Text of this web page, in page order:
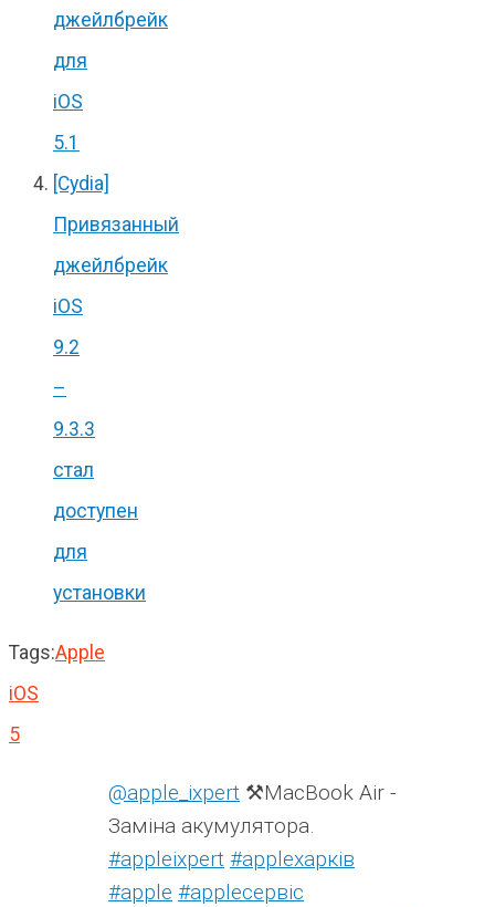
джейлбрейк
для
iOS
5.1
[Cydia]
Привязанный
джейлбрейк
iOS
9.2
–
9.3.3
стал
доступен
для
установки
Tags:Apple
iOS
5
@apple_ixpert ⚒️MacBook Air -
Заміна акумулятора.
#appleixpert #аррleхарків
#apple #аррleсервіс